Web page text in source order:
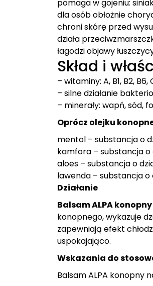
pomaga w gojeniu:
dla osób obłożnie
chroni skórę przed
działa
łagodzi objawy
Skład i
– witaminy: A, B1, B2, B6,
– silne działanie
– minerały: wapń, sód,
Oprócz olejku
mentol – substancja o
kamfora – substancja
aloes – substancja o
lawenda – substancja o
Działanie
Balsam ALPA konopny
konopnego, wykazuje
zapewniają efekt
uspokajająco.
Wskazania do
Balsam ALPA konopny